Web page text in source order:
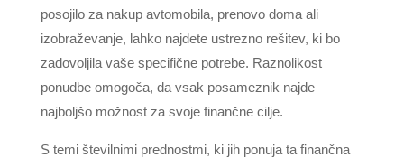
posojilo za nakup avtomobila, prenovo doma ali
izobraževanje, lahko najdete ustrezno rešitev, ki bo
zadovoljila vaše specifične potrebe. Raznolikost
ponudbe omogoča, da vsak posameznik najde
najboljšo možnost za svoje finančne cilje.
S temi številnimi prednostmi, ki jih ponuja ta finančna